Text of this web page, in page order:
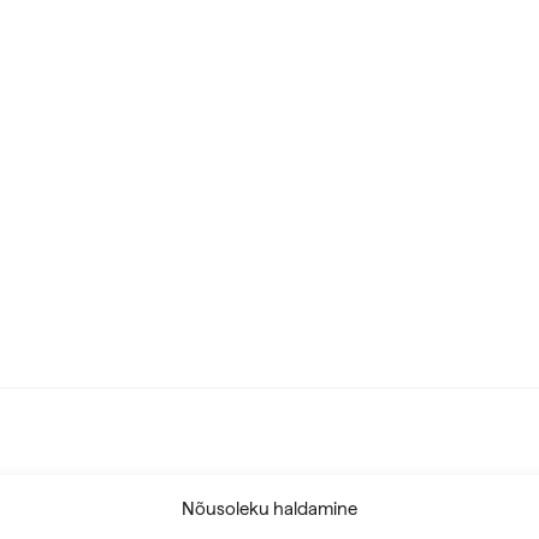
Nõusoleku haldamine